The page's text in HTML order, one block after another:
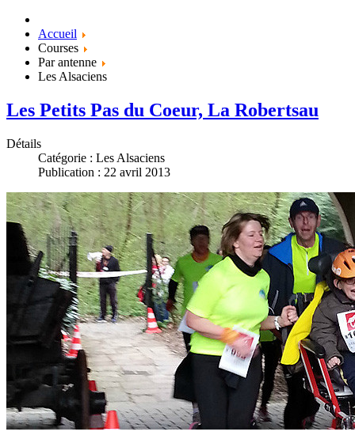
Accueil
Courses
Par antenne
Les Alsaciens
Les Petits Pas du Coeur, La Robertsau
Détails
Catégorie : Les Alsaciens
Publication : 22 avril 2013